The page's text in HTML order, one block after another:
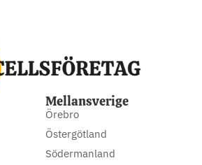
Mellansverige
Örebro
Östergötland
Södermanland